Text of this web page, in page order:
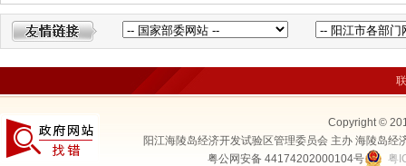
Copyright ©
阳江海陵岛经济开发试验区管理委员会 主办 海陵岛
粤公网安备 44174202000104号
粤